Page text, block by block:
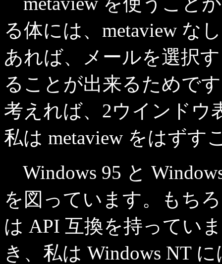
る体には、metaview な
あれば、メールを選択
ることが出来るためで
考えれば、2ウインドウ
私は metaview をはずす
Windows 95 と
を図っています。もち
は API 互換を持ってい
き、私は Windows NT